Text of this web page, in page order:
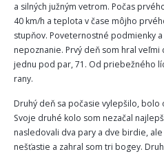
a silných južným vetrom. Počas
40 km/h a teplota v čase môjho
stupňov. Poveternostné podmienky
nepoznanie. Prvý deň som hral
jednu pod par, 71. Od priebežného
rany.
Druhý deň sa počasie vylepšilo,
Svoje druhé kolo som nezačal
nasledovali dva pary a dve birdie,
nešťastie a zahral som tri bogey.